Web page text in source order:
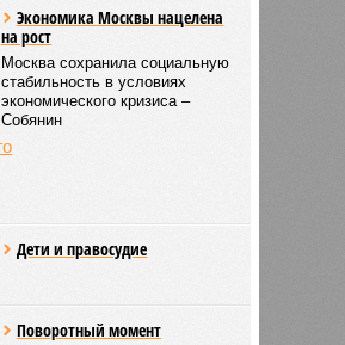
Экономика Москвы нацелена
на рост
Москва сохранила социальную
стабильность в условиях
экономического кризиса –
Собянин
Дети и правосудие
Поворотный момент